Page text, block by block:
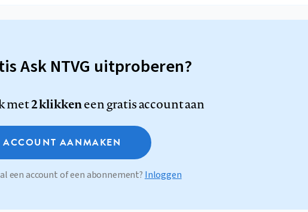
Ask NTVG uitproberen?
met2 klikkeneen gratis account aan
ACCOUNT AANMAKEN
een account of een abonnement? Inloggen